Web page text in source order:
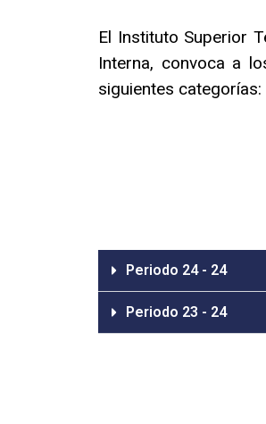
El Instituto Superior
Interna, convoca a
siguientes categorías:
Periodo 24 - 24
Periodo 23 - 24